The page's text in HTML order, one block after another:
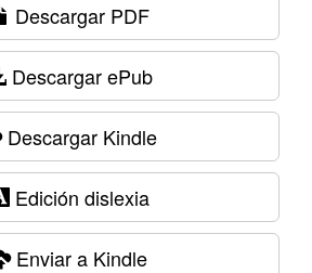
Descargar PDF
Descargar ePub
Descargar Kindle
Edición dislexia
Enviar a Kindle